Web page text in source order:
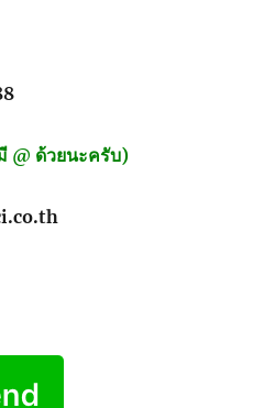
@ ด้วยนะครับ)